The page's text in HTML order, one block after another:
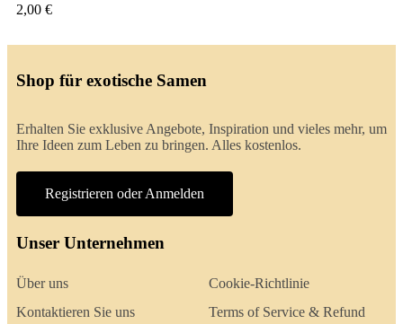
2,00 €
Shop für exotische Samen
Erhalten Sie exklusive Angebote, Inspiration und vieles mehr, um
Ihre Ideen zum Leben zu bringen. Alles kostenlos.
Registrieren oder Anmelden
Unser Unternehmen
Über uns
Kontaktieren Sie uns
Cookie-Richtlinie
Terms of Service & Refund